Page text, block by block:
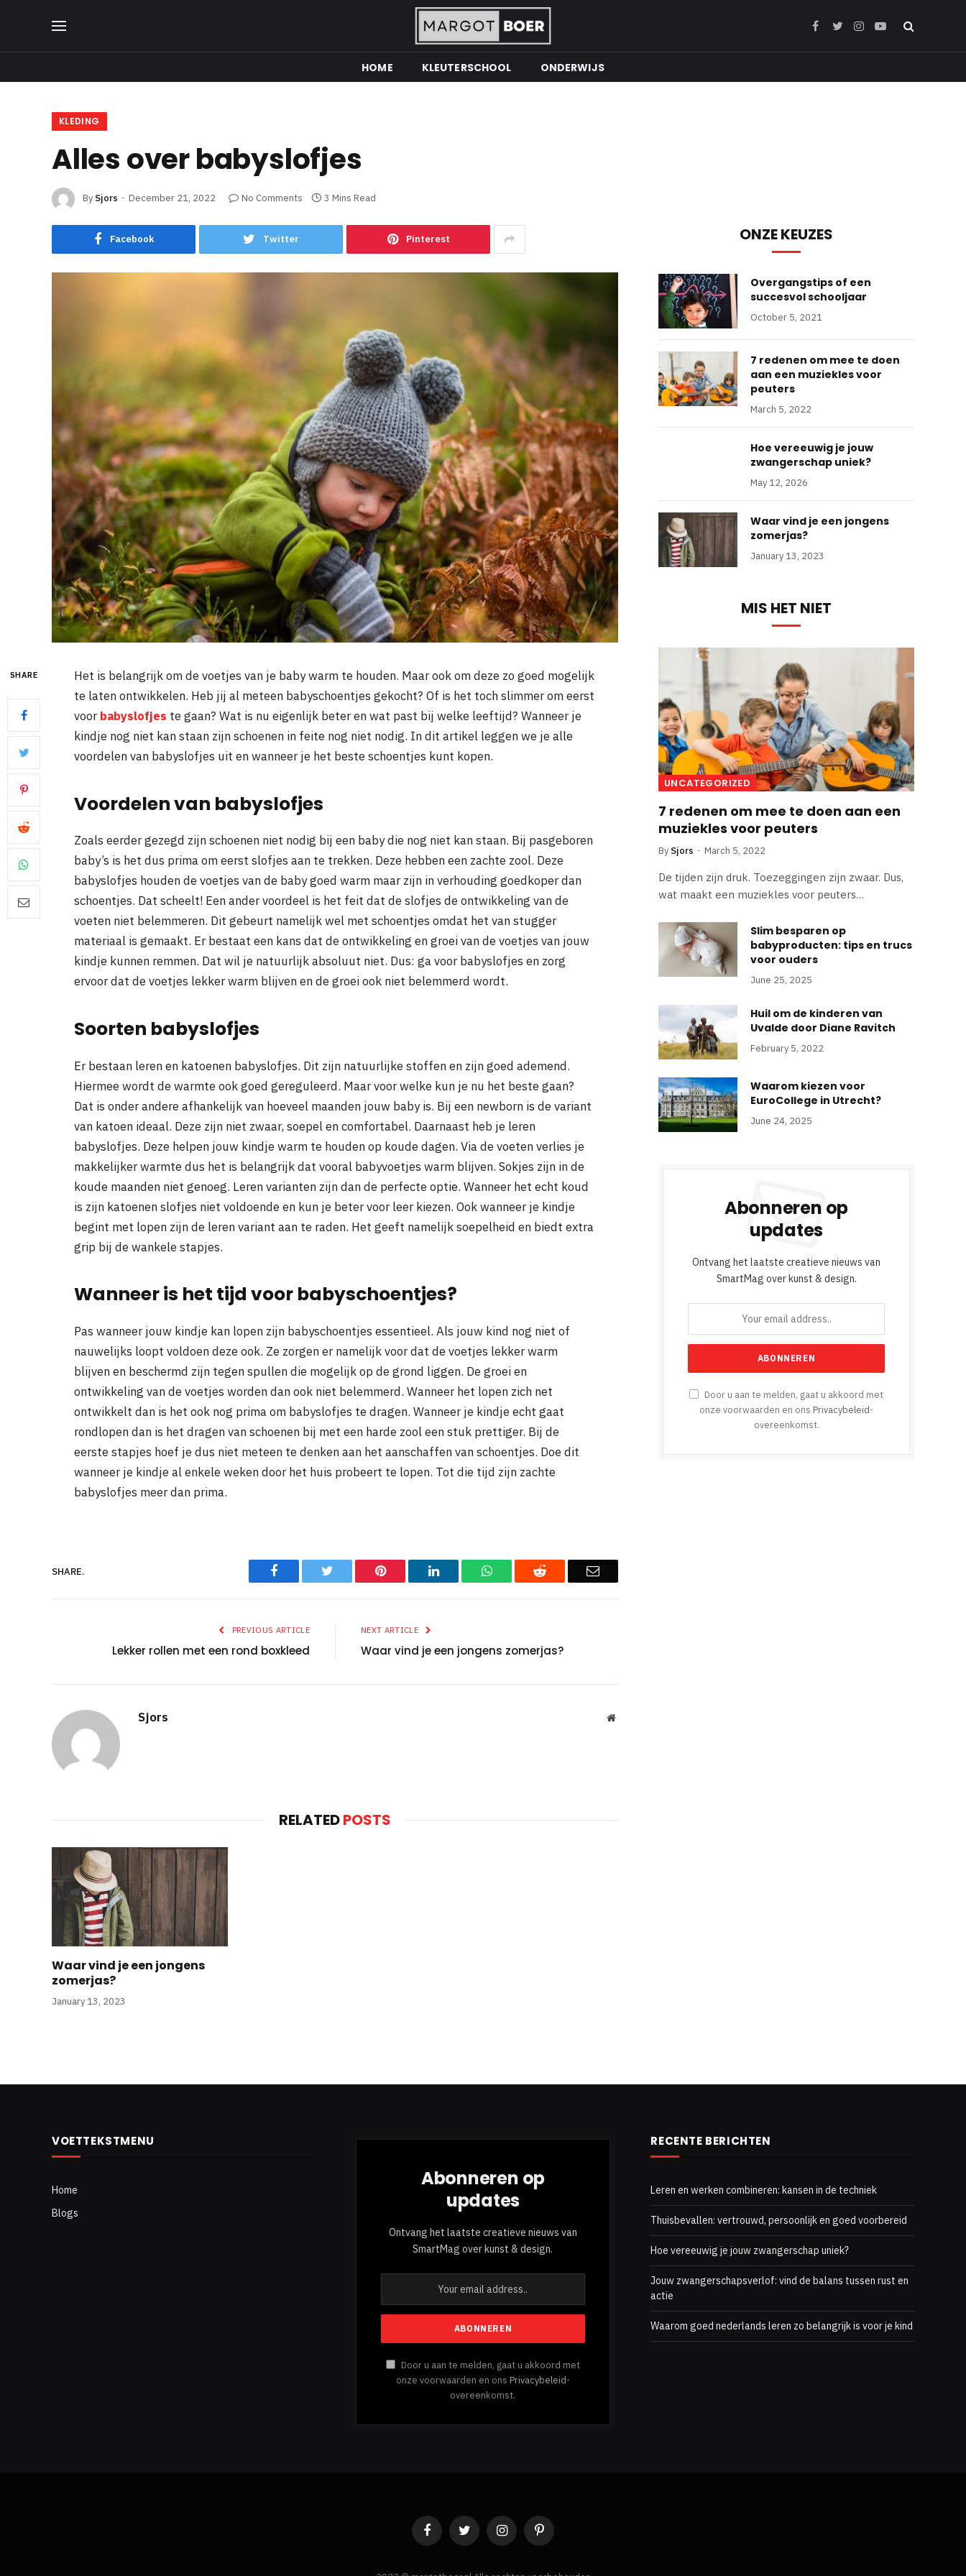
Facebook
TwitterInstagram
YouTube
HOME KLEUTERSCHOOL ONDERWIJS
KLEDING
Alles over babyslofjes
By Sjors December 21, 2022 No Comments 3 Mins Read
Facebook Twitter Pinterest
SHARE
Het is belangrijk om de voetjes van je baby warm te houden. Maar ook om deze zo goed mogelijk
te laten ontwikkelen. Heb jij al meteen babyschoentjes gekocht? Of is het toch slimmer om eerst
voorbabyslofjes te gaan? Wat is nu eigenlijk beter en wat past bij welke leeftijd? Wanneer je
kindje nog niet kan staan zijn schoenen in feite nog niet nodig. In dit artikel leggen we je alle
voordelen van babyslofjes uit en wanneer je het beste schoentjes kunt kopen.
Voordelen van babyslofjes
Zoals eerder gezegd zijn schoenen niet nodig bij een baby die nog niet kan staan. Bij pasgeboren
baby’s is het dus prima om eerst slofjes aan te trekken. Deze hebben een zachte zool. Deze
babyslofjes houden de voetjes van de baby goed warm maar zijn in verhouding goedkoper dan
schoentjes. Dat scheelt! Een ander voordeel is het feit dat de slofjes de ontwikkeling van de
voeten niet belemmeren. Dit gebeurt namelijk wel met schoentjes omdat het van stugger
materiaal is gemaakt. Er bestaat een kans dat de ontwikkeling en groei van de voetjes van jouw
kindje kunnen remmen. Dat wil je natuurlijk absoluut niet. Dus: ga voor babyslofjes en zorg
ervoor dat de voetjes lekker warm blijven en de groei ook niet belemmerd wordt.
Soorten babyslofjes
Er bestaan leren en katoenen babyslofjes. Dit zijn natuurlijke stoffen en zijn goed ademend.
Hiermee wordt de warmte ook goed gereguleerd. Maar voor welke kun je nu het beste gaan?
Dat is onder andere afhankelijk van hoeveel maanden jouw baby is. Bij een newborn is de variant
van katoen ideaal. Deze zijn niet zwaar, soepel en comfortabel. Daarnaast heb je leren
babyslofjes. Deze helpen jouw kindje warm te houden op koude dagen. Via de voeten verlies je
makkelijker warmte dus het is belangrijk dat vooral babyvoetjes warm blijven. Sokjes zijn in de
koude maanden niet genoeg. Leren varianten zijn dan de perfecte optie. Wanneer het echt koud
is zijn katoenen slofjes niet voldoende en kun je beter voor leer kiezen. Ook wanneer je kindje
begint met lopen zijn de leren variant aan te raden. Het geeft namelijk soepelheid en biedt extra
grip bij de wankele stapjes.
Wanneer is het tijd voor babyschoentjes?
Pas wanneer jouw kindje kan lopen zijn babyschoentjes essentieel. Als jouw kind nog niet of
nauwelijks loopt voldoen deze ook. Ze zorgen er namelijk voor dat de voetjes lekker warm
blijven en beschermd zijn tegen spullen die mogelijk op de grond liggen. De groei en
ontwikkeling van de voetjes worden dan ook niet belemmerd. Wanneer het lopen zich net
ontwikkelt dan is het ook nog prima om babyslofjes te dragen. Wanneer je kindje echt gaat
rondlopen dan is het dragen van schoenen bij met een harde zool een stuk prettiger. Bij de
eerste stapjes hoef je dus niet meteen te denken aan het aanschaffen van schoentjes. Doe dit
wanneer je kindje al enkele weken door het huis probeert te lopen. Tot die tijd zijn zachte
babyslofjes meer dan prima.
SHARE. Facebook Twitter Pinterest LinkedIn WhatsAppReddit Email
PREVIOUS ARTICLE
Lekker rollen met een rond boxkleed
NEXT ARTICLE
Waar vind je een jongens zomerjas?
Sjors Website
RELATEDPOSTS
Waar vind je een jongens
zomerjas?
January 13, 2023
ONZE KEUZES
Overgangstips of een
succesvol schooljaar
October 5, 2021
7 redenen om mee te doen
aan een muziekles voor
peuters
March 5, 2022
Hoe vereeuwig je jouw
zwangerschap uniek?
May 12, 2026
Waar vind je een jongens
zomerjas?
January 13, 2023
MIS HET NIET
UNCATEGORIZED
7 redenen om mee te doen aan een
muziekles voor peuters
By Sjors March 5, 2022
De tijden zijn druk. Toezeggingen zijn zwaar. Dus,
wat maakt een muziekles voor peuters…
Slim besparen op
babyproducten: tips en trucs
voor ouders
June 25, 2025
Huil om de kinderen van
Uvalde door Diane Ravitch
February 5, 2022
Waarom kiezen voor
EuroCollege in Utrecht?
June 24, 2025
Abonneren op
updates
Ontvang het laatste creatieve nieuws van
SmartMag over kunst & design.
Door u aan te melden, gaat u akkoord met
onze voorwaarden en ons Privacybeleid-
overeenkomst.
VOETTEKSTMENU
Home
Blogs
Abonneren op
updates
Ontvang het laatste creatieve nieuws van
SmartMag over kunst & design.
Door u aan te melden, gaat u akkoord met
onze voorwaarden en ons Privacybeleid-
overeenkomst.
RECENTE BERICHTEN
Leren en werken combineren: kansen in de techniek
Thuisbevallen: vertrouwd, persoonlijk en goed voorbereid
Hoe vereeuwig je jouw zwangerschap uniek?
Jouw zwangerschapsverlof: vind de balans tussen rust en
actie
Waarom goed nederlands leren zo belangrijk is voor je kind
FacebookTwitter InstagramPinterest